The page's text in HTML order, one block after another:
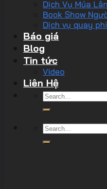
Dịch Vụ Múa
Book Show
Dịch vụ quay
Báo giá
Blog
Tin tức
Video
Liên Hệ